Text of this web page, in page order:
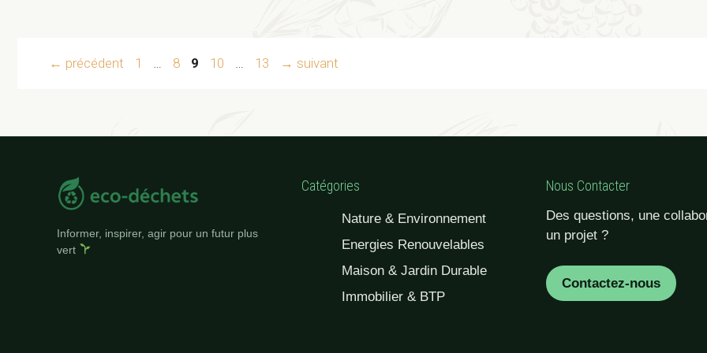
← précédent Page
1 … Page
8 Page
9 Page
10 … Page
13 → suivant
Informer, inspirer, agir pour un futur plus
vert
Catégories
Nature & Environnement
Energies Renouvelables
Maison & Jardin Durable
Immobilier & BTP
Nous Contacter
Des questions, une
un projet ?
Contactez-nous